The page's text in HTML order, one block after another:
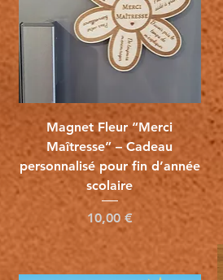
Vista rápida
Magnet Fleur “Merci
Maîtresse” – Cadeau
personnalisé pour fin d’année
scolaire
Precio
10,00 €